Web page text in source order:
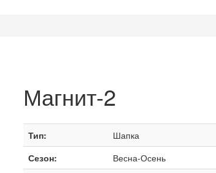
Магнит-2
Тип:
Шапка
Сезон:
Весна-Осень